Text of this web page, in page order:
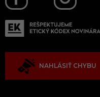
NAHLÁSIŤ CHYBU